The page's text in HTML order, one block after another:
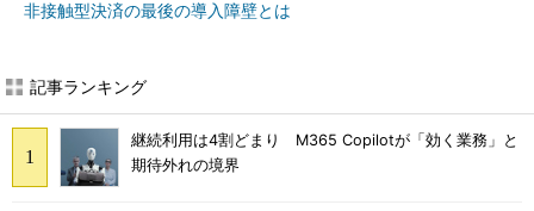
非接触型決済の最後の導入障壁とは
記事ランキング
継続利用は4割どまり M365 Copilotが「効く業務」と
期待外れの境界